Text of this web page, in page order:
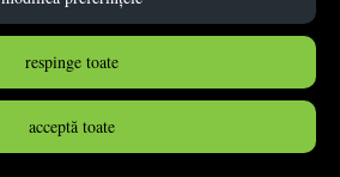
respinge toate
acceptă toate
5,69lei
în stoc
Cumpără